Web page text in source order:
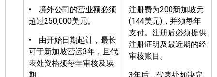
• 境外公司的营业额必须
超过250,000美元。
• 由开始日期起计，最长
可于新加坡营运3年，且代
表处资格须每年审核及续
期。
注册费为200新加坡元
(144美元) ，并须每年
支付。注册后必须提供
注册证明及最近期的经
审核账目。
3年后，代表处如决定